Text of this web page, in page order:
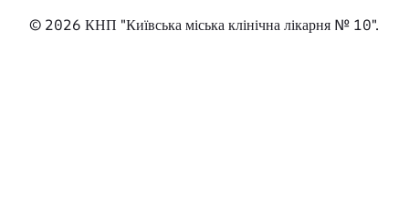
направленням,